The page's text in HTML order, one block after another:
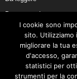
Da non perdere
Da conoscere
Da preservare
Da vivere
Cookie Policy
I cookie sono
sito. Utilizziamo
migliorare la tua
d'accesso,
statistici per
strumenti per la